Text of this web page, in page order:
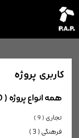
کاربری پروژه
همه انواع پروژه ( 60 )
تجاری ( 9 )
فرهنگی( 3 )